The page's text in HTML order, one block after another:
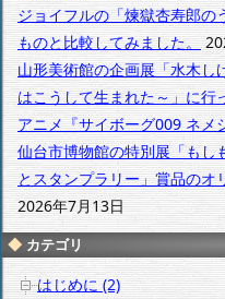
ジョイフルの「煉獄杏寿郎
ものと比較してみました。
山形美術館の企画展「水木し
はこうして生まれた～」に行
アニメ『サイボーグ009 ネメ
仙台市博物館の特別展「もし
とスタンプラリー」賞品のオ
2026年7月13日
カテゴリ
はじめに (2)